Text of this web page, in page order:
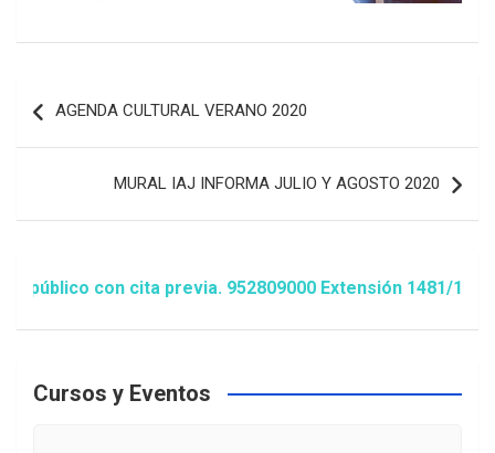
de
AGENDA CULTURAL VERANO 2020
MURAL IAJ INFORMA JULIO Y AGOSTO 2020
con cita previa. 952809000 Extensión 1481/1486 ó
Cursos y Eventos